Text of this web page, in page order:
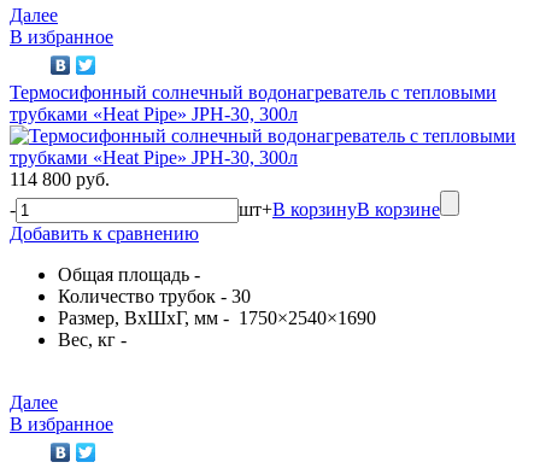
Далее
В избранное
Термосифонный солнечный водонагреватель с тепловыми
трубками «Heat Pipe» JPH-30, 300л
114 800 руб.
-
шт+В корзинуВ корзине
Добавить к сравнению
Общая площадь -
Количество трубок - 30
Размер, ВхШхГ, мм - 1750×2540×1690
Вес, кг -
Далее
В избранное